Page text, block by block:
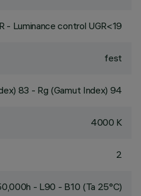
- Luminance control UGR<19
fest
83 - Rg (Gamut Index) 94
4000 K
2
- L90 - B10 (Ta 25°C)